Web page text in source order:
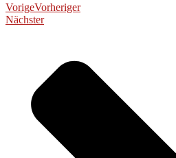
VorigeVorheriger
Nächster